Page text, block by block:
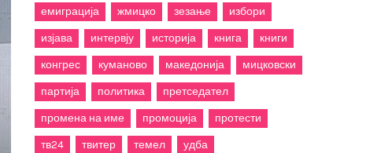
емиграција
жмицко зезање
избори
изјава
интервју историја книга
книги
конгрес
куманово македонија
мицковски
партија
политика
претседател
промена на име
промоција
протести
тв24
твитер темел
удба